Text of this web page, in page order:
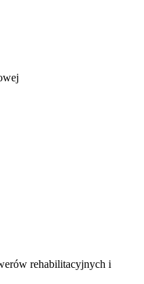
rehabilitacyjnych i